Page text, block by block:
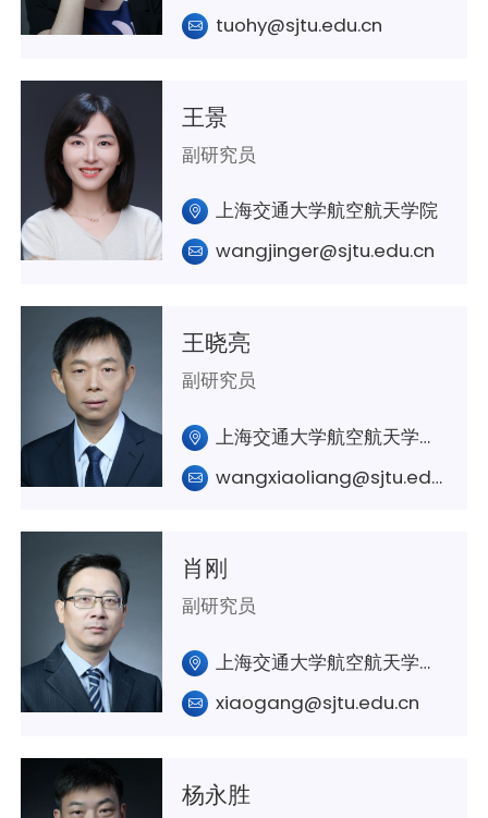
tuohy@sjtu.edu.cn
王景
副研究员
上海交通大学航空航天学院
wangjinger@sjtu.edu.cn
王晓亮
副研究员
上海交通大学航空航天学院A327室
wangxiaoliang@sjtu.edu.cn
肖刚
副研究员
上海交通大学航空航天学院A432室
xiaogang@sjtu.edu.cn
杨永胜